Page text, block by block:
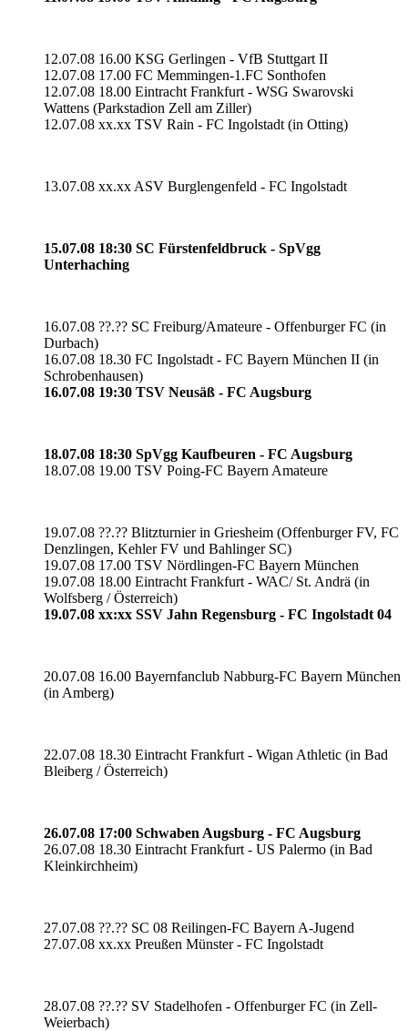
12.07.08 16.00 KSG Gerlingen - VfB Stuttgart II
12.07.08 17.00 FC Memmingen-1.FC Sonthofen
12.07.08 18.00 Eintracht Frankfurt - WSG Swarovski
Wattens (Parkstadion Zell am Ziller)
12.07.08 xx.xx TSV Rain - FC Ingolstadt (in Otting)
13.07.08 xx.xx ASV Burglengenfeld - FC Ingolstadt
15.07.08 18:30 SC Fürstenfeldbruck - SpVgg
Unterhaching
16.07.08 ??.?? SC Freiburg/Amateure - Offenburger FC (in
Durbach)
16.07.08 18.30 FC Ingolstadt - FC Bayern München II (in
Schrobenhausen)
16.07.08 19:30 TSV Neusäß - FC Augsburg
18.07.08 18:30 SpVgg Kaufbeuren - FC Augsburg
18.07.08 19.00 TSV Poing-FC Bayern Amateure
19.07.08 ??.?? Blitzturnier in Griesheim (Offenburger FV, FC
Denzlingen, Kehler FV und Bahlinger SC)
19.07.08 17.00 TSV Nördlingen-FC Bayern München
19.07.08 18.00 Eintracht Frankfurt - WAC/ St. Andrä (in
Wolfsberg / Österreich)
19.07.08 xx:xx SSV Jahn Regensburg - FC Ingolstadt 04
20.07.08 16.00 Bayernfanclub Nabburg-FC Bayern München
(in Amberg)
22.07.08 18.30 Eintracht Frankfurt - Wigan Athletic (in Bad
Bleiberg / Österreich)
26.07.08 17:00 Schwaben Augsburg - FC Augsburg
26.07.08 18.30 Eintracht Frankfurt - US Palermo (in Bad
Kleinkirchheim)
27.07.08 ??.?? SC 08 Reilingen-FC Bayern A-Jugend
27.07.08 xx.xx Preußen Münster - FC Ingolstadt
28.07.08 ??.?? SV Stadelhofen - Offenburger FC (in Zell-
Weierbach)